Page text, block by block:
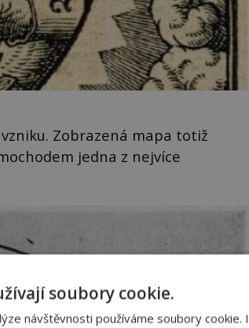
Zobrazená mapa totiž
jedna z nejvíce
soubory cookie.
návštěvnosti používáme soubory cookie.